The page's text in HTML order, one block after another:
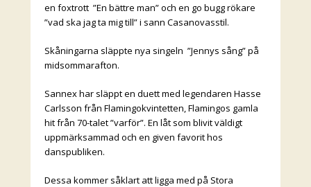
en foxtrott ”En bättre man” och en go bugg rökare
”vad ska jag ta mig till” i sann Casanovasstil.
Skåningarna släppte nya singeln ”Jennys sång” på
midsommarafton.
Sannex har släppt en duett med legendaren Hasse
Carlsson från Flamingokvintetten, Flamingos gamla
hit från 70-talet ”varför”. En låt som blivit väldigt
uppmärksammad och en given favorit hos
danspubliken.
Dessa kommer såklart att ligga med på Stora